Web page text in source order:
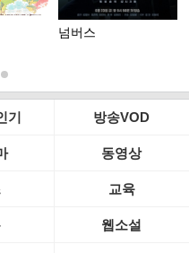
넘버스
기 방송VOD
동영상
교육
웹소설